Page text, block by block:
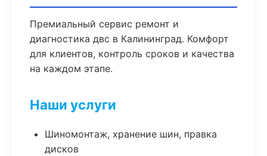
Премиальный сервис ремонт и
диагностика двс в Калининград. Комфорт
для клиентов, контроль сроков и качества
на каждом этапе.
Наши услуги
Шиномонтаж, хранение шин, правка
дисков